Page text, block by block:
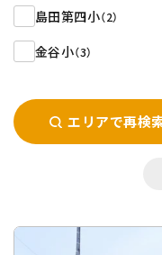
島田第四小（2）
金谷小（3）
エリアで再検